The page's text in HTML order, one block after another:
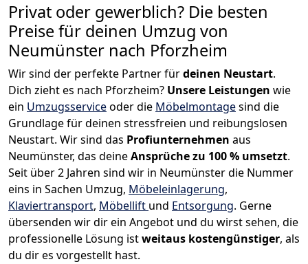
Privat oder gewerblich? Die besten
Preise für deinen Umzug von
Neumünster nach Pforzheim
Wir sind der perfekte Partner fürdeinen Neustart.
Dich zieht es nach Pforzheim? Unsere Leistungen wie
ein Umzugsserviceoder die Möbelmontagesind die
Grundlage für deinen stressfreien und reibungslosen
Neustart. Wir sind das Profiunternehmen aus
Neumünster, das deineAnsprüche zu 100 % umsetzt.
Seit über 2 Jahren sind wir in Neumünster die Nummer
eins in Sachen Umzug, Möbeleinlagerung,
Klaviertransport, Möbellift und Entsorgung. Gerne
übersenden wir dir ein Angebot und du wirst sehen, die
professionelle Lösung istweitaus kostengünstiger, als
du dir es vorgestellt hast.